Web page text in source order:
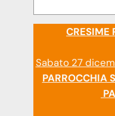
CRESIME
Sabato 27
PARROCCHIA